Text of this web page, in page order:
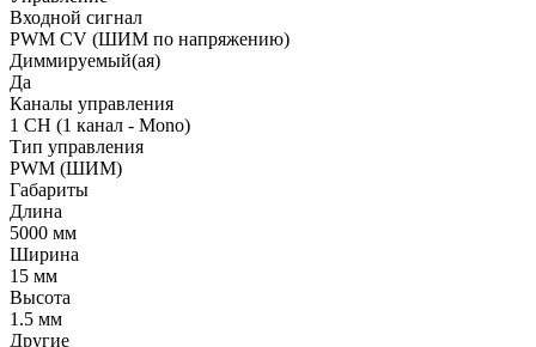
Входной сигнал
PWM СV (ШИМ по напряжению)
Диммируемый(ая)
Да
Каналы управления
1 CH (1 канал - Mono)
Тип управления
PWM (ШИМ)
Габариты
Длина
5000 мм
Ширина
15 мм
Высота
1.5 мм
Другие